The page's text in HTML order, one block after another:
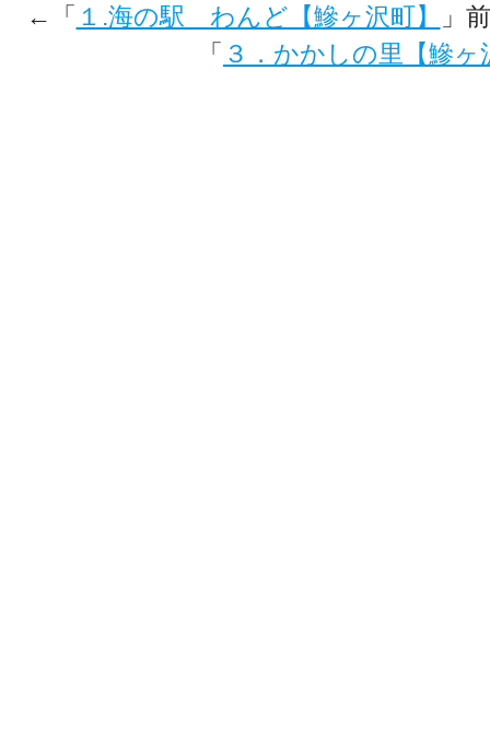
←「 １.海の駅 わんど【鰺ヶ沢町】
」
「 ３．かかしの里【鰺ヶ